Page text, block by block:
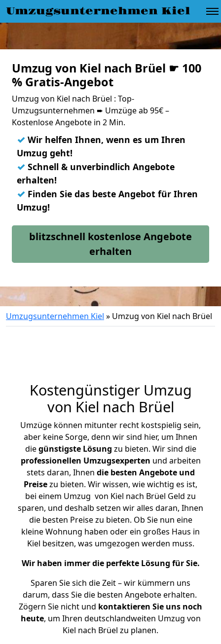
Umzugsunternehmen Kiel
Umzug von Kiel nach Brüel ☛ 100
% Gratis-Angebot
Umzug von Kiel nach Brüel : Top-
Umzugsunternehmen ➨ Umzüge ab 95€ –
Kostenlose Angebote in 2 Min.
✓ Wir helfen Ihnen, wenn es um Ihren
Umzug geht!
✓ Schnell & unverbindlich Angebote
erhalten!
✓ Finden Sie das beste Angebot für Ihren
Umzug!
blitzschnell kostenlose Angebote
erhalten
Umzugsunternehmen Kiel » Umzug von Kiel nach Brüel
Kostengünstiger Umzug
von Kiel nach Brüel
Umzüge können mitunter recht kostspielig sein,
aber keine Sorge, denn wir sind hier, um Ihnen
diegünstigste Lösung zu bieten. Wir sind die
professionellen Umzugsexperten und arbeiten
stets daran, Ihnen die besten Angebote und
Preisezu bieten. Wir wissen, wie wichtig es ist,
bei einem Umzug von Kiel nach Brüel Geld zu
sparen, und deshalb setzen wir alles daran, Ihnen
die besten Preise zu bieten. Ob Sie nun eine
kleine Wohnung haben oder ein großes Haus in
Kiel besitzen, was umgezogen werden muss.
Wir haben immer die perfekte Lösung für Sie.
Sparen Sie sich die Zeit – wir kümmern uns
darum, dass Sie die besten Angebote erhalten.
Zögern Sie nicht und kontaktieren Sie uns noch
heute, um Ihren deutschlandweiten Umzug von
Kiel nach Brüel zu planen.